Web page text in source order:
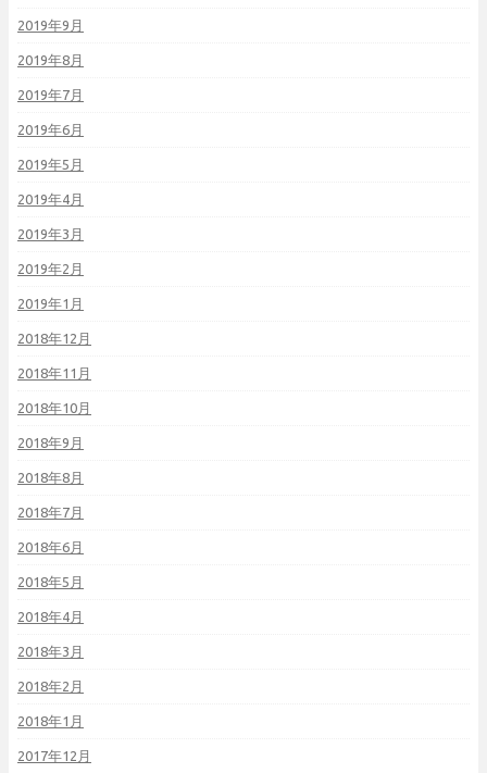
2019年9月
2019年8月
2019年7月
2019年6月
2019年5月
2019年4月
2019年3月
2019年2月
2019年1月
2018年12月
2018年11月
2018年10月
2018年9月
2018年8月
2018年7月
2018年6月
2018年5月
2018年4月
2018年3月
2018年2月
2018年1月
2017年12月